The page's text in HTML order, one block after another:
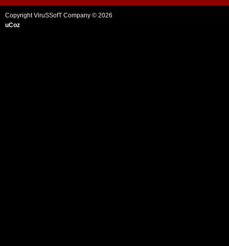
Copyright ViruSSofT Company © 2026
uCoz